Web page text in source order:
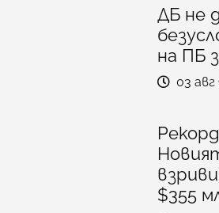
ДБ не
на ПБ
03 авг
$355